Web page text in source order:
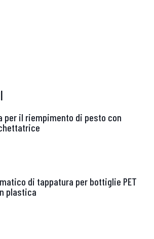
per il riempimento di pesto con
di tappatura per bottiglie PET
plastica